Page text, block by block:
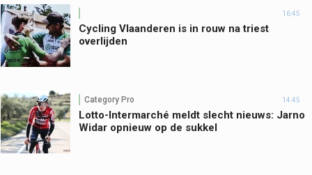
16:45
Cycling Vlaanderen is in rouw na triest
overlijden
Category Pro 14:45
Lotto-Intermarché meldt slecht nieuws: Jarno
Widar opnieuw op de sukkel